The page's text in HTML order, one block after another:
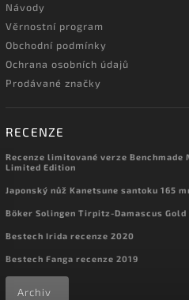
Návody
Věrnostní program
Obchodní podmínky
Ochrana osobních údajů
Prodávané značky
RECENZE
Recenze limitované verze Benchmade
Limited Edition
Japonský nůž Kanetsune santoku 165
Böker Solingen Tirpitz-Damascus Gold
Bestech Irida recenze 2020
Bestech Fanga recenze 2019
Archiv